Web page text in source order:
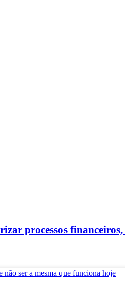
processos financeiros,